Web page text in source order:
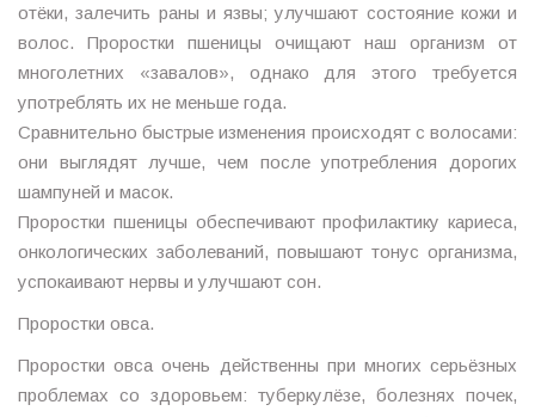
отёки, залечить раны и язвы; улучшают состояние кожи и
волос. Проростки пшеницы очищают наш организм от
многолетних «завалов», однако для этого требуется
употреблять их не меньше года.
Сравнительно быстрые изменения происходят с волосами:
они выглядят лучше, чем после употребления дорогих
шампуней и масок.
Проростки пшеницы обеспечивают профилактику кариеса,
онкологических заболеваний, повышают тонус организма,
успокаивают нервы и улучшают сон.
Проростки овса.
Проростки овса очень действенны при многих серьёзных
проблемах со здоровьем: туберкулёзе, болезнях почек,